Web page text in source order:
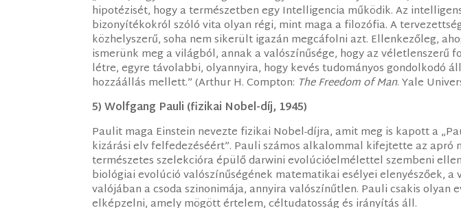
hipotézisét, hogy a természetben egy Intelligencia működik. Az
bizonyítékokról szóló vita olyan régi, mint maga a filozófia. A
közhelyszerű, soha nem sikerült igazán megcáfolni azt. Ellenkezőleg,
ismerünk meg a világból, annak a valószínűsége, hogy az véletlenszerű
létre, egyre távolabbi, olyannyira, hogy kevés tudományos gondolkodó
hozzáállás mellett.” (Arthur H. Compton: The Freedom of Man. Yale
5) Wolfgang Pauli (fizikai Nobel-díj, 1945)
Paulit maga Einstein nevezte fizikai Nobel-díjra, amit meg is kapott a
kizárási elv felfedezéséért”. Pauli számos alkalommal kifejtette az apró
természetes szelekcióra épülő darwini evolúcióelmélettel szembeni
biológiai evolúció valószínűségének matematikai esélyei elenyészőek, a
valójában a csoda szinonimája, annyira valószínűtlen. Pauli csakis olyan
elképzelni, amely mögött értelem, céltudatosság és irányítás áll.